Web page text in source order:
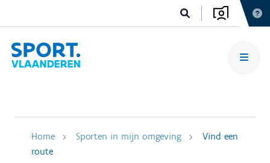
Home Sporten in mijn omgeving
Vind een
route